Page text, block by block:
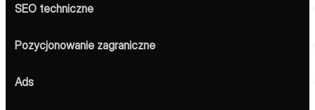
SEO techniczne
Pozycjonowanie zagraniczne
Ads